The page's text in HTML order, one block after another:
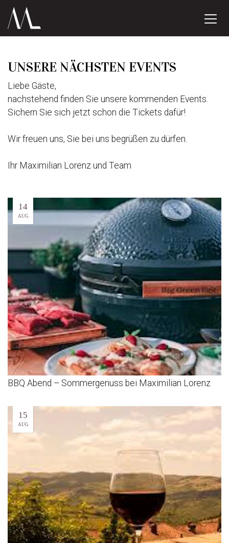
UNSERE NÄCHSTEN EVENTS
Liebe Gäste,
nachstehend finden Sie unsere kommenden Events.
Sichern Sie sich jetzt schon die Tickets dafür!
Wir freuen uns, Sie bei uns begrüßen zu dürfen.
Ihr Maximilian Lorenz und Team
14
AUG
BBQ Abend – Sommergenuss bei Maximilian Lorenz
15
AUG